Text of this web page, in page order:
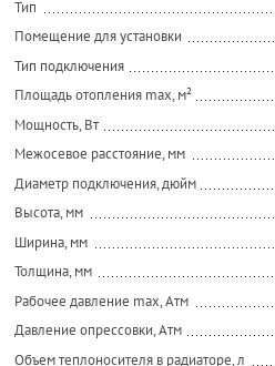
Тип
Помещение для установки
Тип подключения
Площадь отопления max, м²
Мощность, Вт
Межосевое расстояние, мм
Диаметр подключения, дюйм
Высота, мм
Ширина, мм
Толщина, мм
Рабочее давление max, Атм
Давление опрессовки, Атм
Объем теплоносителя в радиаторе, л